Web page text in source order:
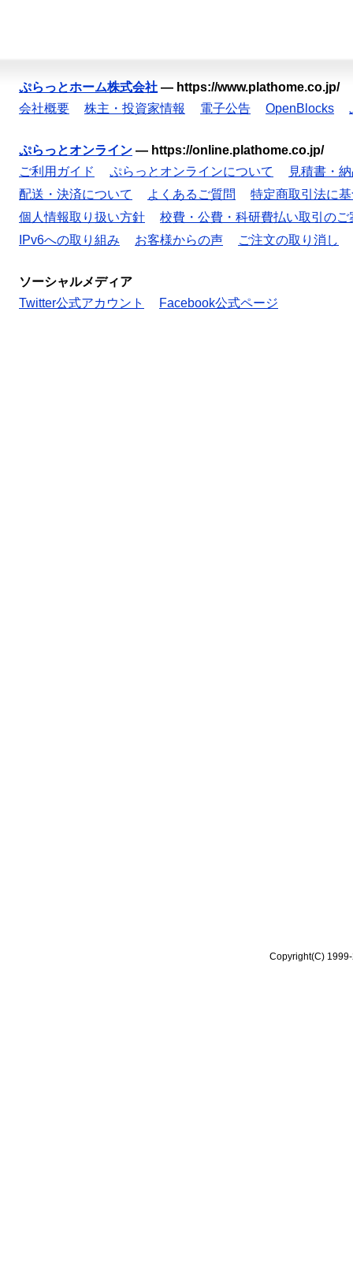
ぷらっとホーム株式会社 — https://www.plathome.co.jp/
会社概要
株主・投資家情報 電子公告 OpenBlocks
ぷらっとオンライン — https://online.plathome.co.jp/
ご利用ガイド
ぷらっとオンラインについて
見積書・
配送・決済について
よくあるご質問
特定商取引法に
個人情報取り扱い方針
校費・公費・科研費払い取引のご
IPv6への取り組み
お客様からの声 ご注文の取り消し
ソーシャルメディア
Twitter公式アカウント
Facebook公式ページ
Copyright(C)